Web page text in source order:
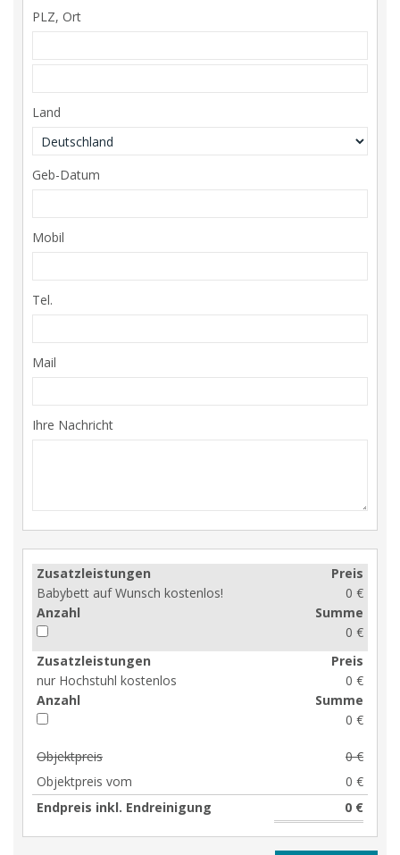
PLZ, Ort
Land
Geb-Datum
Mobil
Tel.
Mail
Ihre Nachricht
Zusatzleistungen
Babybett auf Wunsch kostenlos!
Preis
0 €
Anzahl
Summe
0 €
Zusatzleistungen
nur Hochstuhl kostenlos
Preis
0 €
Anzahl
Summe
0 €
Objektpreis
0 €
Objektpreis vom
0 €
Endpreis inkl. Endreinigung
0 €